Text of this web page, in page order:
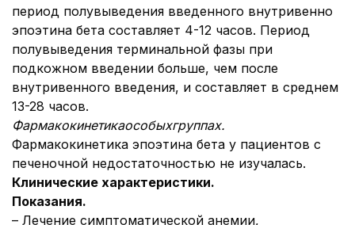
период полувыведения введенного внутривенно
эпоэтина бета составляет 4-12 часов. Период
полувыведения терминальной фазы при
подкожном введении больше, чем после
внутривенного введения, и составляет в среднем
13-28 часов.
Фармакокинетикаособыхгруппах.
Фармакокинетика эпоэтина бета у пациентов с
печеночной недостаточностью не изучалась.
Клинические характеристики.
Показания.
– Лечение симптоматической анемии,